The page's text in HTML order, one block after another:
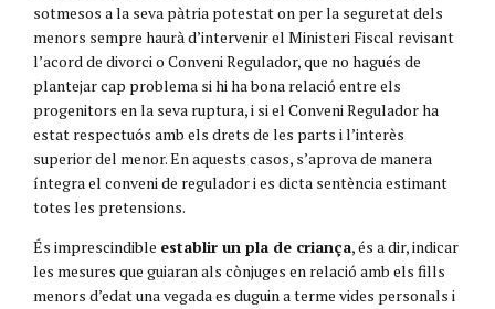
sotmesos a la seva pàtria potestat on per la seguretat dels
menors sempre haurà d’intervenir el Ministeri Fiscal revisant
l’acord de divorci o Conveni Regulador, que no hagués de
plantejar cap problema si hi ha bona relació entre els
progenitors en la seva ruptura, i si el Conveni Regulador ha
estat respectuós amb els drets de les parts i l’interès
superior del menor. En aquests casos, s’aprova de manera
íntegra el conveni de regulador i es dicta sentència estimant
totes les pretensions.
És imprescindible establir un pla de criança, és a dir, indicar
les mesures que guiaran als cònjuges en relació amb els fills
menors d’edat una vegada es duguin a terme vides personals i